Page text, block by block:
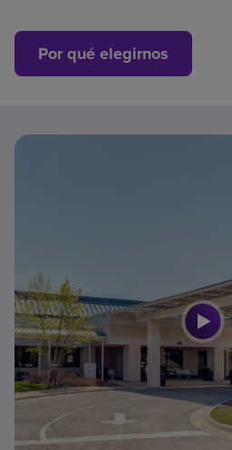
Por qué elegirnos